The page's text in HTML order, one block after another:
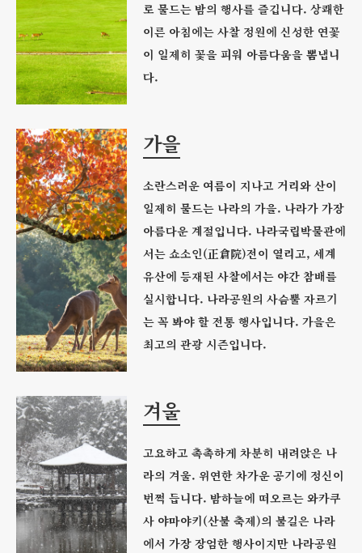
로 물드는 밤의 행사를 즐깁니다. 상쾌한
이른 아침에는 사찰 정원에 신성한 연꽃
이 일제히 꽃을 피워 아름다움을 뽐냅니
다.
가을
소란스러운 여름이 지나고 거리와 산이
일제히 물드는 나라의 가을. 나라가 가장
아름다운 계절입니다. 나라국립박물관에
서는 쇼소인(正倉院)전이 열리고, 세계
유산에 등재된 사찰에서는 야간 참배를
실시합니다. 나라공원의 사슴뿔 자르기
는 꼭 봐야 할 전통 행사입니다. 가을은
최고의 관광 시즌입니다.
겨울
고요하고 촉촉하게 차분히 내려앉은 나
라의 겨울. 위연한 차가운 공기에 정신이
번쩍 듭니다. 밤하늘에 떠오르는 와카쿠
사 야마야키(산불 축제)의 불길은 나라
에서 가장 장엄한 행사이지만 나라공원